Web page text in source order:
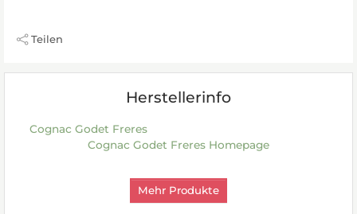
Teilen
Herstellerinfo
Cognac Godet Freres
Cognac Godet Freres Homepage
Mehr Produkte